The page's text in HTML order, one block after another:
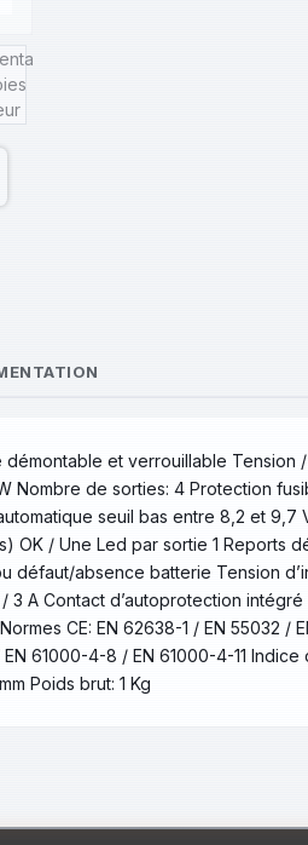
et verrouillable Tension
Nombre de sorties: 4 Protection
seuil bas entre 8,2 et 9,7
OK / Une Led par sortie 1
absence batterie Tension
A Contact d’autoprotection
CE: EN 62638-1 / EN 55032 /
61000-4-8 / EN 61000-4-11
Poids brut: 1 Kg